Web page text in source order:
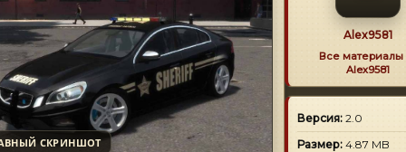
СКРИНШОТ
Alex9581
Все материалы
Alex9581
Версия: 2.0
Размер: 4.87 MB